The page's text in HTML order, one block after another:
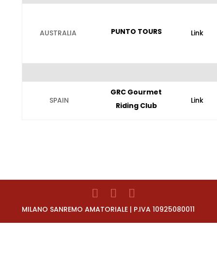
AUSTRALIA PUNTO TOURS Link
SPAIN
GRC Gourmet
Riding Club
Link
MILANO SANREMO AMATORIALE | P.IVA 10925080011